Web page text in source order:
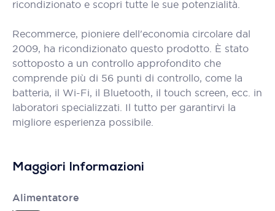
ricondizionato e scopri tutte le sue potenzialità.
Recommerce, pioniere dell'economia circolare dal
2009, ha ricondizionato questo prodotto. È stato
sottoposto a un controllo approfondito che
comprende più di 56 punti di controllo, come la
batteria, il Wi-Fi, il Bluetooth, il touch screen, ecc. in
laboratori specializzati. Il tutto per garantirvi la
migliore esperienza possibile.
Maggiori Informazioni
Alimentatore